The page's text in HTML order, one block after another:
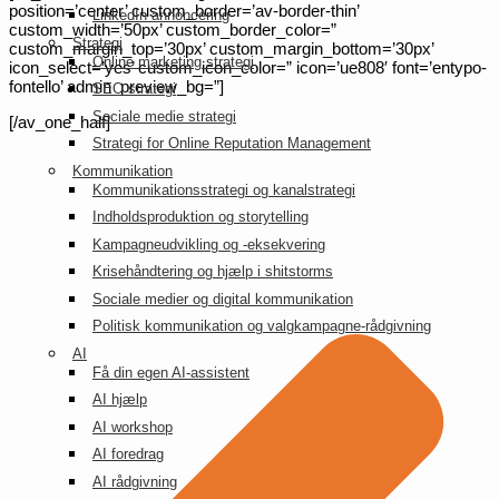
LinkedIn annoncering
Strategi
Online marketing strategi
SEO strategi
Sociale medie strategi
Strategi for Online Reputation Management
Kommunikation
Kommunikationsstrategi og kanalstrategi
Indholdsproduktion og storytelling
Kampagneudvikling og -eksekvering
Krisehåndtering og hjælp i shitstorms
Sociale medier og digital kommunikation
Politisk kommunikation og valgkampagne-rådgivning
AI
Få din egen AI-assistent
AI hjælp
AI workshop
AI foredrag
AI rådgivning
position=’center’ custom_border=’av-border-thin’
custom_width=’50px’ custom_border_color=”
custom_margin_top=’30px’ custom_margin_bottom=’30px’
icon_select=’yes’ custom_icon_color=” icon=’ue808′ font=’entypo-
fontello’ admin_preview_bg=”]
[/av_one_half]